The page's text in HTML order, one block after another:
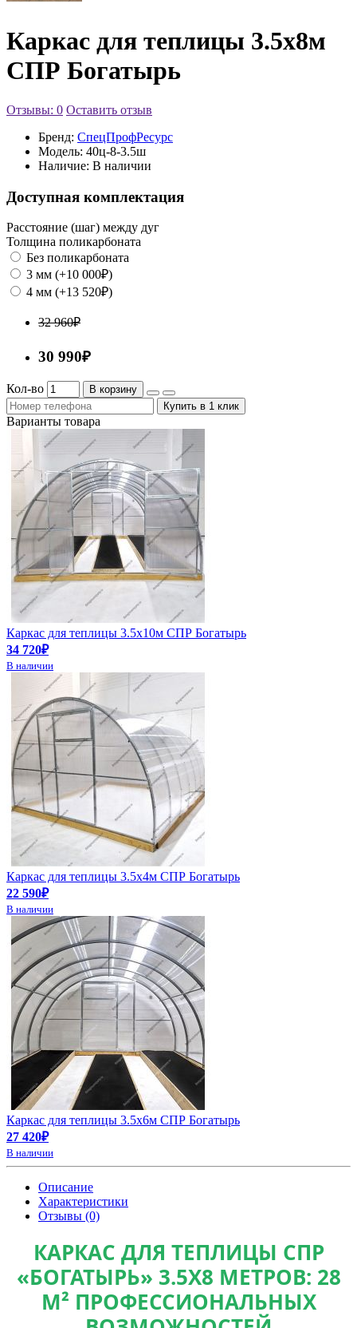
Каркас для теплицы 3.5х8м
СПР Богатырь
Отзывы: 0 Оставить отзыв
Бренд: СпецПрофРесурс
Модель: 40ц-8-3.5ш
Наличие: В наличии
Доступная комплектация
Расстояние (шаг) между дуг
Толщина поликарбоната
Без поликарбоната
3 мм (+10 000₽)
4 мм (+13 520₽)
32 960₽
30 990₽
Кол-во
В корзину
Купить в 1 клик
Варианты товара
Каркас для теплицы 3.5х10м СПР Богатырь
34 720₽
В наличии
Каркас для теплицы 3.5х4м СПР Богатырь
22 590₽
В наличии
Каркас для теплицы 3.5х6м СПР Богатырь
27 420₽
В наличии
Описание
Характеристики
Отзывы (0)
КАРКАС ДЛЯ ТЕПЛИЦЫ СПР
«БОГАТЫРЬ» 3.5Х8 МЕТРОВ: 28
М² ПРОФЕССИОНАЛЬНЫХ